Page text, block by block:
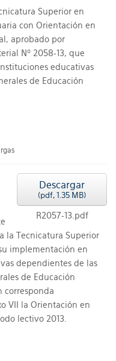
Superior en
con Orientación en
aprobado por
Nº 2058-13, que
educativas
de Educación
Descargar
(pdf, 1.35 MB)
R2057-13.pdf
la Tecnicatura Superior
implementación en
dependientes de las
de Educación
corresponda
VII la Orientación en
lectivo 2013.